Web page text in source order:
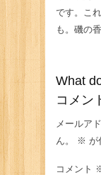
です。こ
も。磯の
What
コメン
メールア
ん。
※ が
コメント